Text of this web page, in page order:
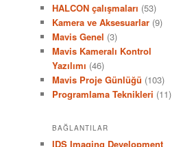
HALCON çalışmaları (53)
Kamera ve Aksesuarlar (9)
Mavis Genel (3)
Mavis Kameralı Kontrol
Yazılımı (46)
Mavis Proje Günlüğü (103)
Programlama Teknikleri (11)
BAĞLANTILAR
IDS Imaging Development